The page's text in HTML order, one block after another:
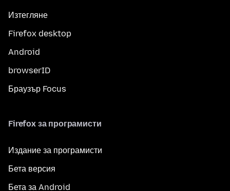
Изтегляне
Firefox desktop
Android
browserID
Браузър Focus
Firefox за програмисти
Издание за програмисти
Бета версия
Бета за Android